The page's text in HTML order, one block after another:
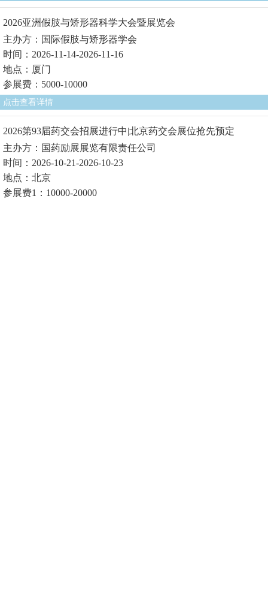
2026亚洲假肢与矫形器科学大会暨展览会
主办方：国际假肢与矫形器学会
时间：2026-11-14-2026-11-16
地点：厦门
参展费：5000-10000
点击查看详情
2026第93届药交会招展进行中|北京药交会展位抢先预定
主办方：国药励展展览有限责任公司
时间：2026-10-21-2026-10-23
地点：北京
参展费1：10000-20000